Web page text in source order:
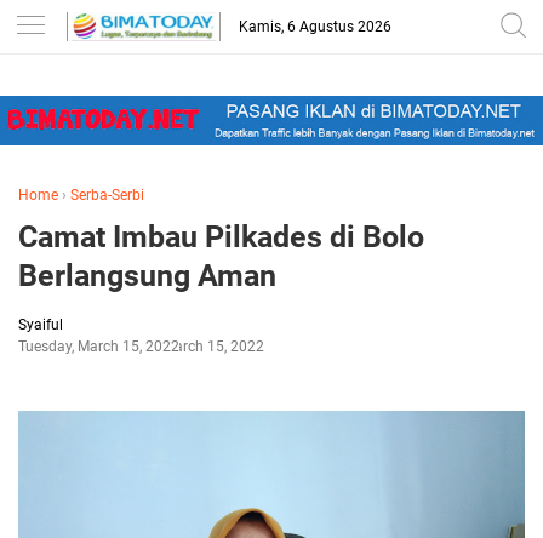
-->
Kamis, 6 Agustus 2026
Home › Serba-Serbi
Camat Imbau Pilkades di Bolo
Berlangsung Aman
Syaiful
Tuesday, March 15, 2022March 15, 2022